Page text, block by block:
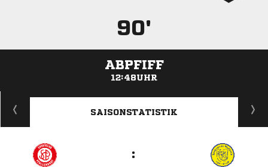
90'
ABPFIFF
12:48UHR
ANZEIGE
SAISONSTATISTIK
: